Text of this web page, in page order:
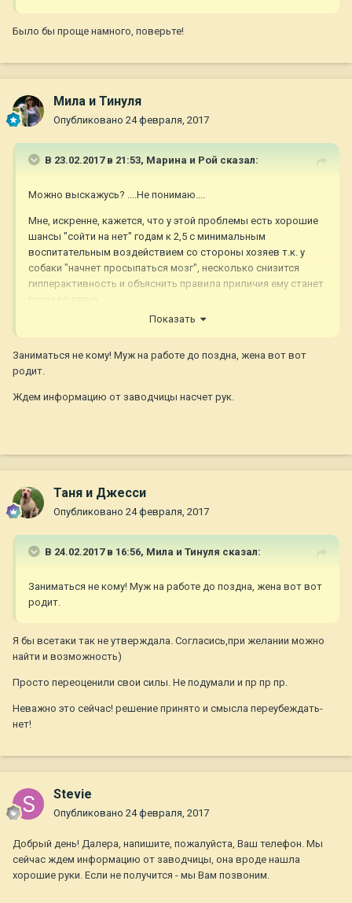
Было бы проще намного, поверьте!
Мила и Тинуля
Опубликовано 24 февраля, 2017
В 23.02.2017 в 21:53, Марина и Рой сказал:
Можно выскажусь? ....Не понимаю....
Мне, искренне, кажется, что у этой проблемы есть хорошие
шансы "сойти на нет" годам к 2,5 с минимальным
воспитательным воздействием со стороны хозяев т.к. у
собаки "начнет просыпаться мозг", несколько снизится
гипперактивность и объяснить правила приличия ему станет
Рою исполнился год, когда он переехал к нам, на тот момент
мальчишки начали делить территорию - Рой несколько раз,
совершенно намеренно, толкал Тему и сильно его ронял,
первый раз я не поверила своим глазам, думала
сначала отчитали, а потом еще игнорили (тут можете
бросать в меня тапки, сама знаю, что это не совсем
вызывали вопросов, конечно парни и сейчас зачастую
"делят территорию", но все это проходит без
мамы две руки))) Наверное, если бы их было трое - было бы
сложнее)))
Я все это к тому, что было бы желанье...., а парню хороших
Показать
Заниматься не кому! Муж на работе до поздна, жена вот вот
родит.
Ждем информацию от заводчицы насчет рук.
Таня и Джесси
Опубликовано 24 февраля, 2017
В 24.02.2017 в 16:56, Мила и Тинуля сказал:
Заниматься не кому! Муж на работе до поздна, жена вот вот
родит.
Я бы всетаки так не утверждала. Согласись,при желании можно
найти и возможность)
Просто переоценили свои силы. Не подумали и пр пр пр.
Неважно это сейчас! решение принято и смысла переубеждать-
нет!
Stevie
Опубликовано 24 февраля, 2017
Добрый день! Далера, напишите, пожалуйста, Ваш телефон. Мы
сейчас ждем информацию от заводчицы, она вроде нашла
хорошие руки. Если не получится - мы Вам позвоним.